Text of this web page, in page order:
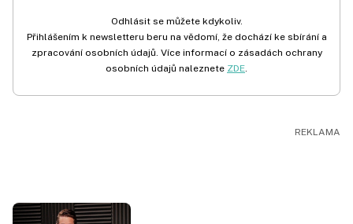
Odhlásit se můžete kdykoliv.
Přihlášením k newsletteru beru na vědomí, že dochází ke sbírání a
zpracování osobních údajů. Více informací o zásadách ochrany
osobních údajů naleznete ZDE.